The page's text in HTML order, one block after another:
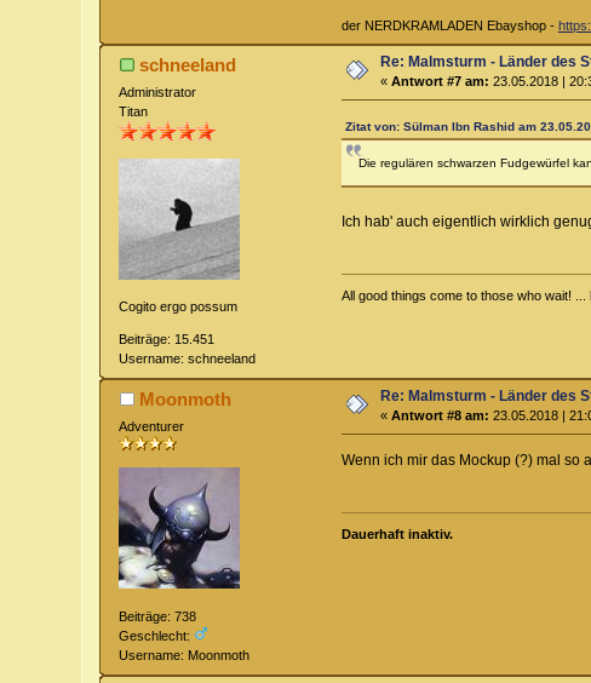
der NERDKRAMLADEN Ebayshop -
schneeland
Administrator
Titan
Cogito ergo possum
Beiträge: 15.451
Username: schneeland
Re: Malmsturm - Länder des
«Antwort #7 am: 23.05.2018 |
Zitat von: Sülman Ibn Rashid am
Die regulären schwarzen Fudgewürfel
Ich hab' auch eigentlich wirklich
All good things come to those who wait!
Moonmoth
Adventurer
Beiträge: 738
Geschlecht:
Username: Moonmoth
Re: Malmsturm - Länder des
«Antwort #8 am: 23.05.2018 |
Wenn ich mir das Mockup (?) mal so
Dauerhaft inaktiv.